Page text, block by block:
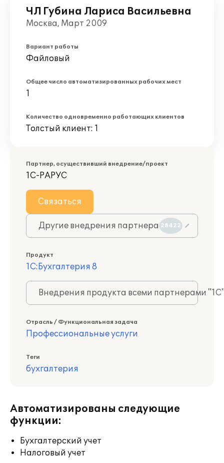
ЧЛ Губина Лариса Васильевна
Москва, Март 2009
Вариант работы
Файловый
Общее число автоматизированных рабочих мест
1
Количество одновременно работающих клиентов
Толстый клиент: 1
Партнер, осуществивший внедрение/проект
1С-РАРУС
Связаться
Другие внедрения партнера 28422
Продукт
1С:Бухгалтерия 8
Внедрения продукта всеми партнерами
Отрасль / Функциональная задача
Профессиональные услуги
Теги
бухгалтерия
Автоматизированы следующие
функции:
Бухгалтерский учет
Налоговый учет